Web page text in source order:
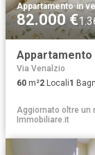
Appartamento·in
82.000 €
Appartamento
Via Venalzio
60 m²2 Locali1
Aggiornato oltre un
Immobiliare.it